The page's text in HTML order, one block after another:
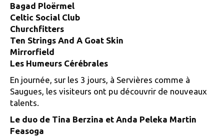
Bagad Ploërmel
Celtic Social Club
Churchfitters
Ten Strings And A Goat Skin
Mirrorfield
Les Humeurs Cérébrales
En journée, sur les 3 jours, à Servières comme à
Saugues, les visiteurs ont pu découvrir de nouveaux
talents.
Le duo de Tina Berzina et Anda Peleka Martin
Feasoga